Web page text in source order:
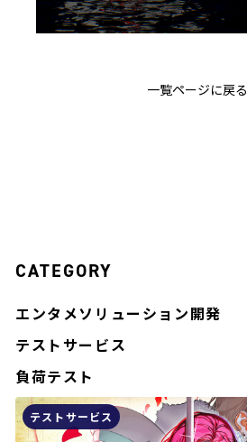
一覧ページに戻る
CATEGORY
エンタメソリューション開発
テストサービス
負荷テスト
テストサービス